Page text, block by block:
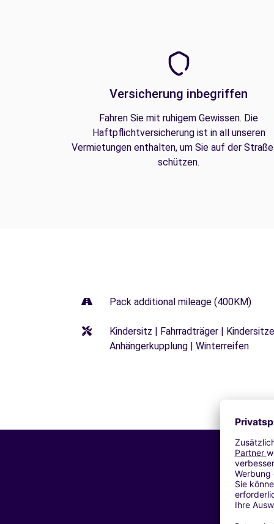
Versicherung inbegriffen
Fahren Sie mit ruhigem Gewissen. Die
Haftpflichtversicherung ist in all unseren
Vermietungen enthalten, um Sie auf der
schützen.
Pack additional mileage (400KM)
Kindersitz | Fahrradträger |
Anhängerkupplung | Winterreifen